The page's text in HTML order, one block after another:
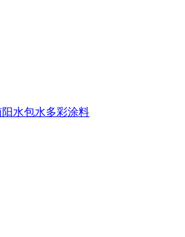
阳水包水多彩涂料